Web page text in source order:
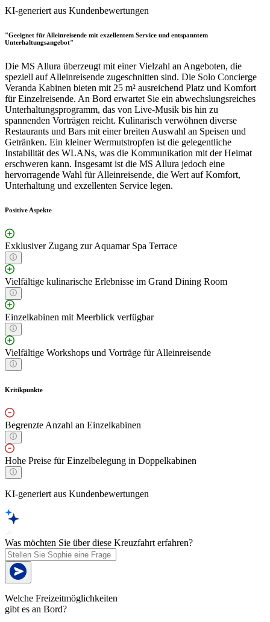
KI-generiert aus Kundenbewertungen
"Geeignet für Alleinreisende mit exzellentem Service und entspanntem
Unterhaltungsangebot"
Die MS Allura überzeugt mit einer Vielzahl an Angeboten, die
speziell auf Alleinreisende zugeschnitten sind. Die Solo Concierge
Veranda Kabinen bieten mit 25 m² ausreichend Platz und Komfort
für Einzelreisende. An Bord erwartet Sie ein abwechslungsreiches
Unterhaltungsprogramm, das von Live-Musik bis hin zu
spannenden Vorträgen reicht. Kulinarisch verwöhnen diverse
Restaurants und Bars mit einer breiten Auswahl an Speisen und
Getränken. Ein kleiner Wermutstropfen ist die gelegentliche
Instabilität des WLANs, was die Kommunikation mit der Heimat
erschweren kann. Insgesamt ist die MS Allura jedoch eine
hervorragende Wahl für Alleinreisende, die Wert auf Komfort,
Unterhaltung und exzellenten Service legen.
Positive Aspekte
Exklusiver Zugang zur Aquamar Spa Terrace
Vielfältige kulinarische Erlebnisse im Grand Dining Room
Einzelkabinen mit Meerblick verfügbar
Vielfältige Workshops und Vorträge für Alleinreisende
Kritikpunkte
Begrenzte Anzahl an Einzelkabinen
Hohe Preise für Einzelbelegung in Doppelkabinen
KI-generiert aus Kundenbewertungen
Was möchten Sie über diese Kreuzfahrt erfahren?
Welche Freizeitmöglichkeiten
gibt es an Bord?